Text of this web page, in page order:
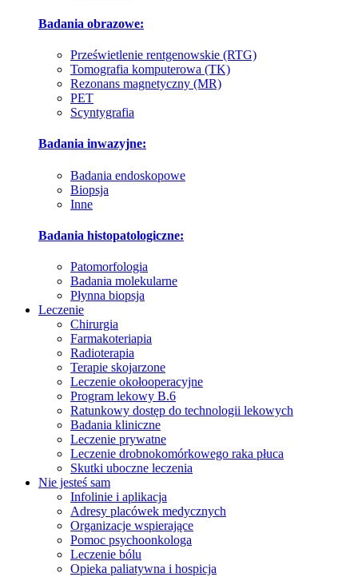
Badania obrazowe:
Prześwietlenie rentgenowskie (RTG)
Tomografia komputerowa (TK)
Rezonans magnetyczny (MR)
PET
Scyntygrafia
Badania inwazyjne:
Badania endoskopowe
Biopsja
Inne
Badania histopatologiczne:
Patomorfologia
Badania molekularne
Płynna biopsja
Leczenie
Chirurgia
Farmakoteriapia
Radioterapia
Terapie skojarzone
Leczenie okołooperacyjne
Program lekowy B.6
Ratunkowy dostęp do technologii lekowych
Badania kliniczne
Leczenie prywatne
Leczenie drobnokomórkowego raka płuca
Skutki uboczne leczenia
Nie jesteś sam
Infolinie i aplikacja
Adresy placówek medycznych
Organizacje wspierające
Pomoc psychoonkologa
Leczenie bólu
Opieka paliatywna i hospicja